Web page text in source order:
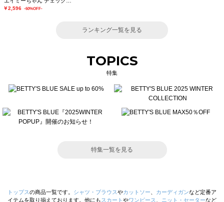
￥2,596 -60%OFF-
ランキング一覧を見る
TOPICS
特集
特集一覧を見る
トップスの商品一覧です。 シャツ・ブラウスやカットソー カーディガンなど定番ア
イテムを取り揃えております。他にも スカート やワンピース ニット・セーターなど